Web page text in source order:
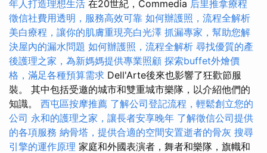
年人打造理想生活 在20世紀，Commedia 后里推拿療程
徵信社費用透明，服務高效可靠 如何辦護照，流程全解析
美白療程，讓你的肌膚重現亮白光澤 抓漏專家，幫助您解
決屋內的漏水問題 如何辦護照，流程全解析 尋找優質的產
後護理之家，為新媽媽提供專業照顧 探索buffet外燴價
格，滿足各種預算需求 Dell'Arte後來也影響了狂歡節服
裝。 其中包括受邀的城市和雙重城市樂隊，以介紹他們的
知識。 西屯區按摩推薦 了解公司登記流程，輕鬆創立您的
公司 永和的護理之家，讓長者安享晚年 了解徵信公司提供
的各項服務 納骨塔，提供合適的空間安置逝者的骨灰 搜尋
引擎的運作原理 家庭和外國表演者，舞者和樂隊，旗幟和